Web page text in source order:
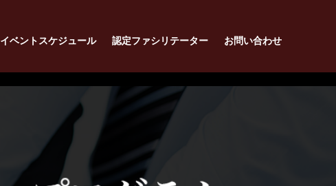
イベントスケジュール 認定ファシリテーター お問い合わせ